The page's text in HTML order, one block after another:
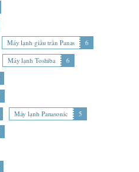
Máy lạnh giấu trần Panas
6
Máy lạnh Toshiba
6
Máy lạnh Panasonic
5